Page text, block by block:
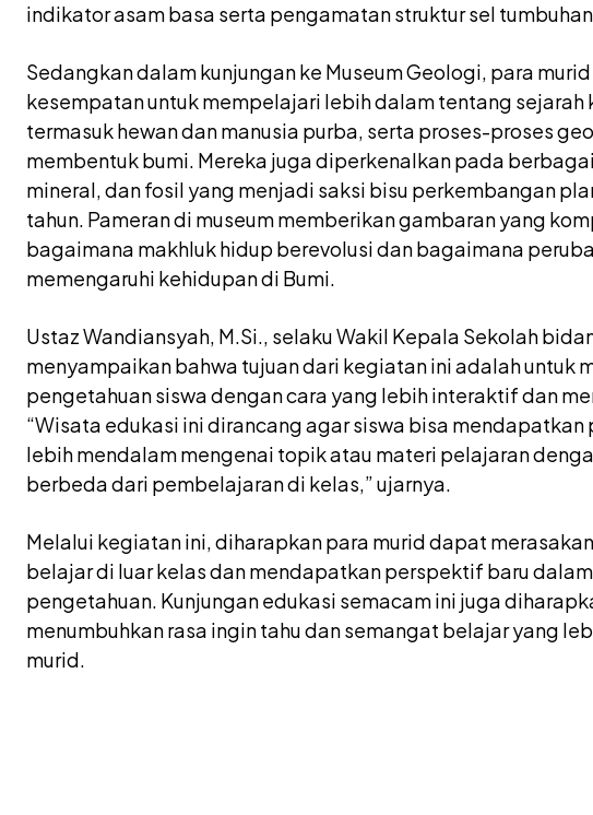
indikator asam basa serta pengamatan struktur sel
Sedangkan dalam kunjungan ke Museum Geologi, para
kesempatan untuk mempelajari lebih dalam tentang sejarah
termasuk hewan dan manusia purba, serta proses-proses
membentuk bumi. Mereka juga diperkenalkan pada
mineral, dan fosil yang menjadi saksi bisu perkembangan
tahun. Pameran di museum memberikan gambaran yang
bagaimana makhluk hidup berevolusi dan bagaimana
memengaruhi kehidupan di Bumi.
Ustaz Wandiansyah, M.Si., selaku Wakil Kepala Sekolah
menyampaikan bahwa tujuan dari kegiatan ini adalah untuk
pengetahuan siswa dengan cara yang lebih interaktif dan
“Wisata edukasi ini dirancang agar siswa bisa mendapatkan
lebih mendalam mengenai topik atau materi pelajaran
berbeda dari pembelajaran di kelas,” ujarnya.
Melalui kegiatan ini, diharapkan para murid dapat
belajar di luar kelas dan mendapatkan perspektif baru
pengetahuan. Kunjungan edukasi semacam ini juga
menumbuhkan rasa ingin tahu dan semangat belajar yang
murid.